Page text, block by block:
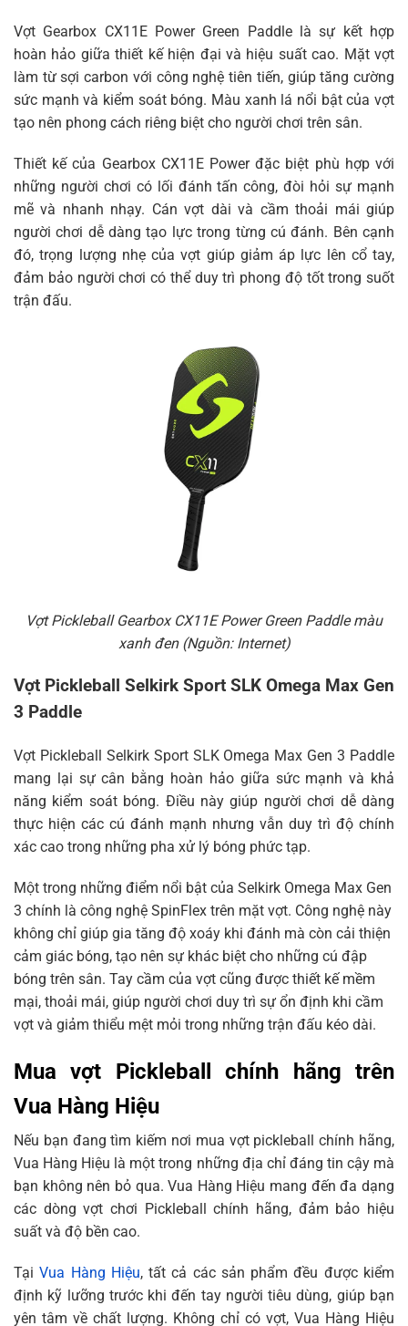
Vợt Gearbox CX11E Power Green Paddle là sự kết hợp
hoàn hảo giữa thiết kế hiện đại và hiệu suất cao. Mặt vợt
làm từ sợi carbon với công nghệ tiên tiến, giúp tăng cường
sức mạnh và kiểm soát bóng. Màu xanh lá nổi bật của vợt
tạo nên phong cách riêng biệt cho người chơi trên sân.
Thiết kế của Gearbox CX11E Power đặc biệt phù hợp với
những người chơi có lối đánh tấn công, đòi hỏi sự mạnh
mẽ và nhanh nhạy. Cán vợt dài và cầm thoải mái giúp
người chơi dễ dàng tạo lực trong từng cú đánh. Bên cạnh
đó, trọng lượng nhẹ của vợt giúp giảm áp lực lên cổ tay,
đảm bảo người chơi có thể duy trì phong độ tốt trong suốt
trận đấu.
Vợt Pickleball Gearbox CX11E Power Green Paddle màu
xanh đen (Nguồn: Internet)
Vợt Pickleball Selkirk Sport SLK Omega Max Gen
3 Paddle
Vợt Pickleball Selkirk Sport SLK Omega Max Gen 3 Paddle
mang lại sự cân bằng hoàn hảo giữa sức mạnh và khả
năng kiểm soát bóng. Điều này giúp người chơi dễ dàng
thực hiện các cú đánh mạnh nhưng vẫn duy trì độ chính
xác cao trong những pha xử lý bóng phức tạp.
Một trong những điểm nổi bật của Selkirk Omega Max Gen
3 chính là công nghệ SpinFlex trên mặt vợt. Công nghệ này
không chỉ giúp gia tăng độ xoáy khi đánh mà còn cải thiện
cảm giác bóng, tạo nên sự khác biệt cho những cú đập
bóng trên sân. Tay cầm của vợt cũng được thiết kế mềm
mại, thoải mái, giúp người chơi duy trì sự ổn định khi cầm
vợt và giảm thiểu mệt mỏi trong những trận đấu kéo dài.
Mua vợt Pickleball chính hãng trên
Vua Hàng Hiệu
Nếu bạn đang tìm kiếm nơi mua vợt pickleball chính hãng,
Vua Hàng Hiệu là một trong những địa chỉ đáng tin cậy mà
bạn không nên bỏ qua. Vua Hàng Hiệu mang đến đa dạng
các dòng vợt chơi Pickleball chính hãng, đảm bảo hiệu
suất và độ bền cao.
TạiVua Hàng Hiệu, tất cả các sản phẩm đều được kiểm
định kỹ lưỡng trước khi đến tay người tiêu dùng, giúp bạn
yên tâm về chất lượng. Không chỉ có vợt, Vua Hàng Hiệu